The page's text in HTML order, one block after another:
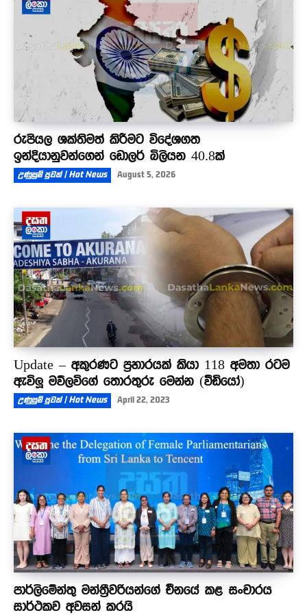
රුපියල ශක්තිමත් කිරීමට විදේශගත
ඉන්දියානුවන්ගෙන් ඩොලර් බිලියන 40.8ක්
උණුසුම් පුවත් | Hot News August 5, 2026
Update – අකුරණට ප්‍රහාරයක් කියා 118 අමතා රටම
ඇවිලූ මව්ලවිගේ තොරතුරු මෙන්න (වීඩියෝ)
උණුසුම් පුවත් | Hot News April 22, 2023
පාර්ලිමේන්තු මන්ත්‍රීවරියන්ගේ චීනයේ කළ සංචාරය
සාර්ථකව අවසන් කරයි